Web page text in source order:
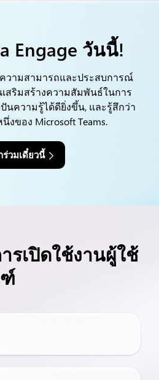
Engage วันนี้!
ความสามารถและประสบการณ์
สริมสร้างความสัมพันธ์ในการ
นความรู้ได้ดียิ่งขึ้น, และรู้สึกว่า
ของ Microsoft Teams.
ร่วมเดี๋ยวนี้
รเปิดใช้งานผู้ใช้